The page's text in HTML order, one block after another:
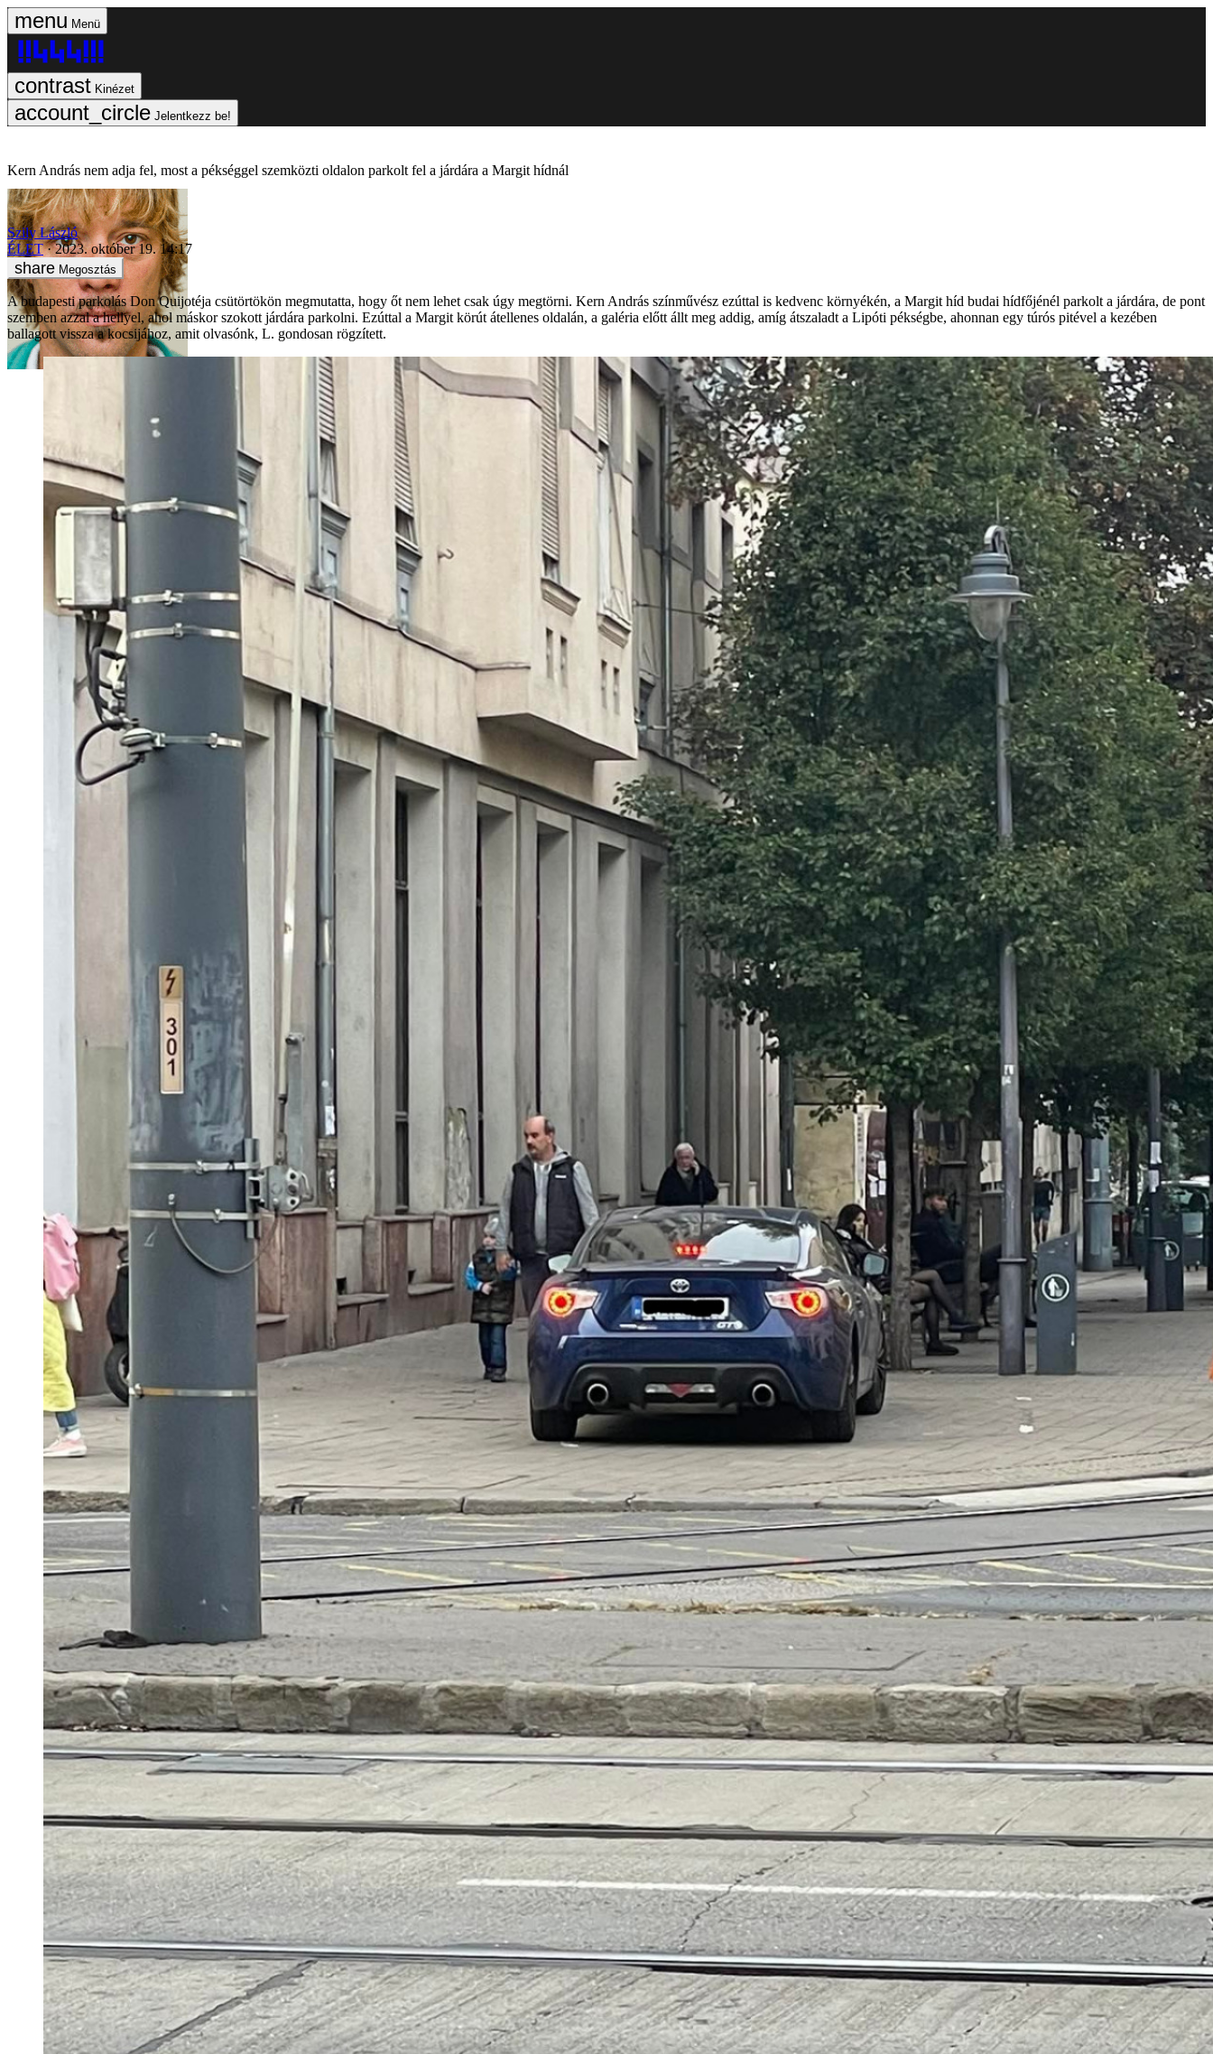
Menü
Kinézet
Jelentkezz be!
Kern András nem adja fel, most a pékséggel szemközti oldalon parkolt fel a járdára a Margit hídnál
Szily László
ÉLET
2023. október 19. 14:17
Megosztás
A budapesti parkolás Don Quijotéja csütörtökön megmutatta, hogy őt nem lehet csak úgy megtörni. Kern András színművész ezúttal is kedvenc környékén, a Margit híd budai hídfőjénél parkolt a járdára, de pont
szemben azzal a hellyel, ahol máskor szokott járdára parkolni. Ezúttal a Margit körút átellenes oldalán, a galéria előtt állt meg addig, amíg átszaladt a Lipóti pékségbe, ahonnan egy túrós pitével a kezében
ballagott vissza a kocsijához, amit olvasónk, L. gondosan rögzített.